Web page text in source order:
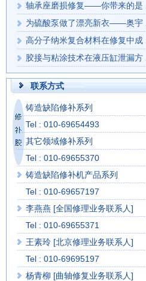
轴承座磨损修复——你带来的是 ..
为硫酸泵做了漂亮新衣——奥宇 ..
高分子纳米复合材料在修复中成 ..
胶接与粘涂技术在液压缸泄漏方 ..
联系方式
铸造缺陷修补系列
Tel : 010-69654493
其它领域修补系列
Tel : 010-69655370
铸造缺陷修补机产品系列
Tel : 010-69657197
李燕燕 [全国修理业务联系人]
Tel : 010-69655371
王素玲 [北京修理业务联系人]
Tel : 010-69695197
杨青柳 [曲轴修复业务联系人]